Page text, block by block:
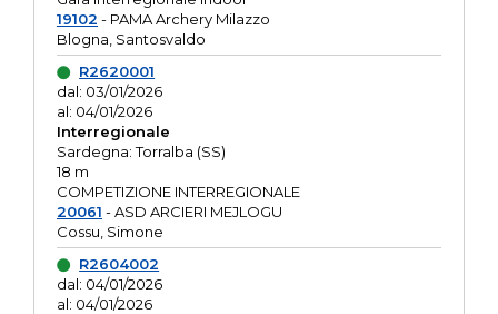
19102 - PAMA Archery Milazzo
Blogna, Santosvaldo
R2620001
dal: 03/01/2026
al: 04/01/2026
Interregionale
Sardegna: Torralba (SS)
18 m
COMPETIZIONE INTERREGIONALE
20061 - ASD ARCIERI MEJLOGU
Cossu, Simone
R2604002
dal: 04/01/2026
al: 04/01/2026